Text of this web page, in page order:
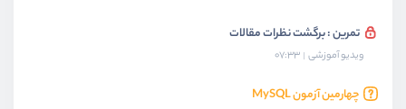
تمرین : برگشت نظرات مقالات
ویدیو آموزشی 07:33
چهارمین آزمون MySQL